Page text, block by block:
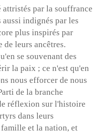
attristés par la souffrance
indignés par les
plus inspirés par
leurs ancêtres.
se souvenant des
la paix ; ce n'est qu'en
nous efforcer de nous
de la branche
réflexion sur l'histoire
dans leurs
et la nation, et